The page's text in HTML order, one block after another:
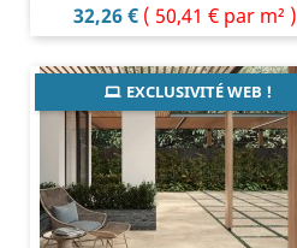
Prix
32,26 € ( 50,41 € par m² )
EXCLUSIVITÉ WEB !